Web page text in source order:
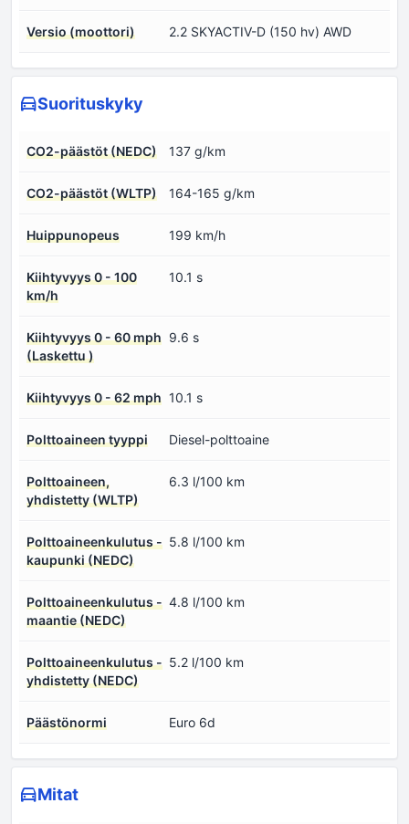
Versio (moottori) 2.2 SKYACTIV-D (150 hv) AWD
Suorituskyky
CO2-päästöt (NEDC) 137 g/km
CO2-päästöt (WLTP) 164-165 g/km
Huippunopeus 199 km/h
Kiihtyvyys 0 - 100
km/h
10.1 s
Kiihtyvyys 0 - 60 mph
(Laskettu )
9.6 s
Kiihtyvyys 0 - 62 mph 10.1 s
Polttoaineen tyyppi Diesel-polttoaine
Polttoaineen,
yhdistetty (WLTP)
6.3 l/100 km
Polttoaineenkulutus -
kaupunki (NEDC)
5.8 l/100 km
Polttoaineenkulutus -
maantie (NEDC)
4.8 l/100 km
Polttoaineenkulutus -
yhdistetty (NEDC)
5.2 l/100 km
Päästönormi Euro 6d
Mitat